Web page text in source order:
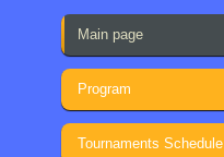
Main page
Program
Tournaments Schedule